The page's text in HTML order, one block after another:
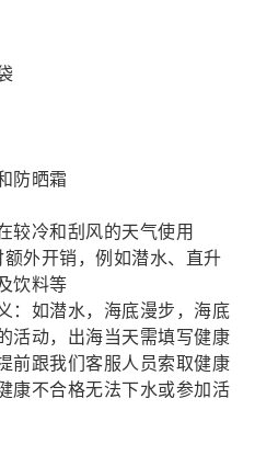
防晒霜
较冷和刮风的天气使用
外开销，例如潜水、直升
饮料等
：如潜水，海底漫步，海底
活动，出海当天需填写健康
前跟我们客服人员索取健康
康不合格无法下水或参加活